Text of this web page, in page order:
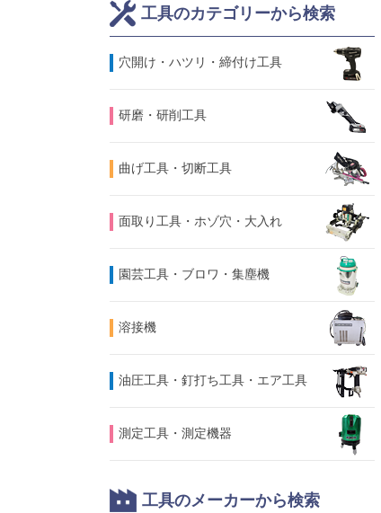
工具のカテゴリーから検索
⽳開け・ハツリ・締付け工具
研磨・研削工具
曲げ工具・切断工具
面取り工具・ホゾ穴・大入れ
園芸工具・ブロワ・集塵機
溶接機
油圧工具・釘打ち工具・エア工具
測定工具・測定機器
工具のメーカーから検索